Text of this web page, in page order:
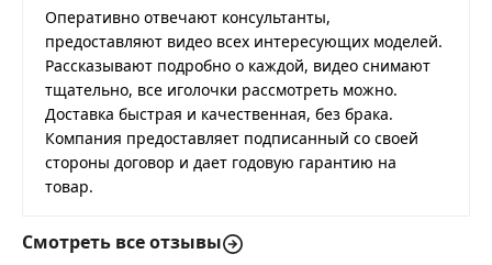
Оперативно отвечают консультанты,
предоставляют видео всех интересующих моделей.
Рассказывают подробно о каждой, видео снимают
тщательно, все иголочки рассмотреть можно.
Доставка быстрая и качественная, без брака.
Компания предоставляет подписанный со своей
стороны договор и дает годовую гарантию на
товар.
Смотреть все отзывы